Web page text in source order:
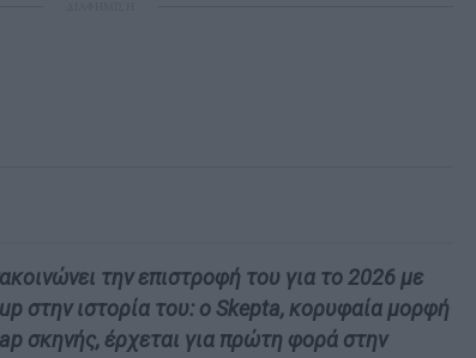
την επιστροφή του για το 2026 με
στην ιστορία του: ο Skepta, κορυφαία μορφή
σκηνής, έρχεται για πρώτη φορά στην